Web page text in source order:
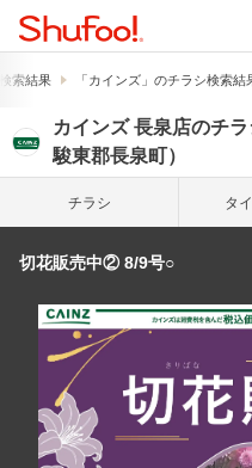
索結果 「カインズ」のチラシ検索結
カインズ 長泉店のチ
駿東郡長泉町）
チラシ タ
切花販売中② 8/9号○